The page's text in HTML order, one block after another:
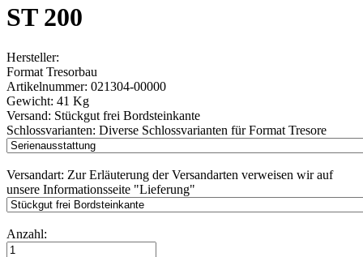
ST 200
Hersteller:
Format Tresorbau
Artikelnummer: 021304-00000
Gewicht: 41 Kg
Versand: Stückgut frei Bordsteinkante
Schlossvarianten: Diverse Schlossvarianten für Format Tresore
Versandart: Zur Erläuterung der Versandarten verweisen wir auf
unsere Informationsseite "Lieferung"
Anzahl: